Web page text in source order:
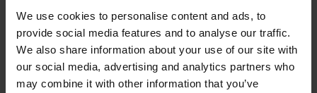
We use cookies to personalise content and ads, to
provide social media features and to analyse our traffic.
We also share information about your use of our site with
our social media, advertising and analytics partners who
may combine it with other information that you’ve